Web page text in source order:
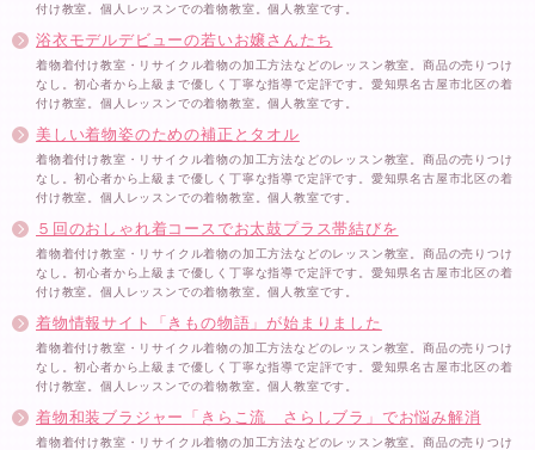
付け教室。個人レッスンでの着物教室。個人教室です。
浴衣モデルデビューの若いお嬢さんたち
着物着付け教室・リサイクル着物の加工方法などのレッスン教室。商品の売りつけ
なし。初心者から上級まで優しく丁寧な指導で定評です。愛知県名古屋市北区の着
付け教室。個人レッスンでの着物教室。個人教室です。
美しい着物姿のための補正とタオル
着物着付け教室・リサイクル着物の加工方法などのレッスン教室。商品の売りつけ
なし。初心者から上級まで優しく丁寧な指導で定評です。愛知県名古屋市北区の着
付け教室。個人レッスンでの着物教室。個人教室です。
５回のおしゃれ着コースでお太鼓プラス帯結びを
着物着付け教室・リサイクル着物の加工方法などのレッスン教室。商品の売りつけ
なし。初心者から上級まで優しく丁寧な指導で定評です。愛知県名古屋市北区の着
付け教室。個人レッスンでの着物教室。個人教室です。
着物情報サイト「きもの物語」が始まりました
着物着付け教室・リサイクル着物の加工方法などのレッスン教室。商品の売りつけ
なし。初心者から上級まで優しく丁寧な指導で定評です。愛知県名古屋市北区の着
付け教室。個人レッスンでの着物教室。個人教室です。
着物和装ブラジャー「きらこ流 さらしブラ」でお悩み解消
着物着付け教室・リサイクル着物の加工方法などのレッスン教室。商品の売りつけ